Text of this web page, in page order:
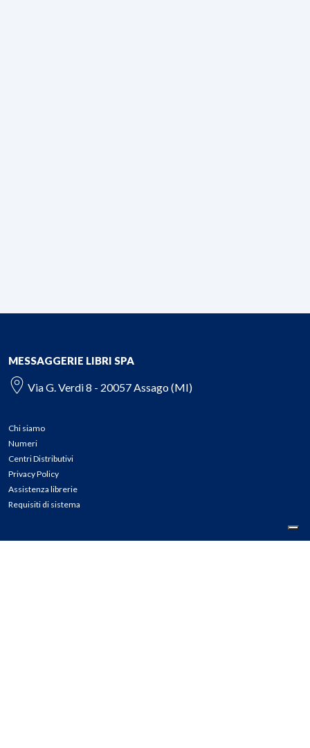
MESSAGGERIE LIBRI SPA
Via G. Verdi 8 - 20057 Assago (MI)
Chi siamo
Numeri
Centri Distributivi
Privacy Policy
Assistenza librerie
Requisiti di sistema
CONTATTI